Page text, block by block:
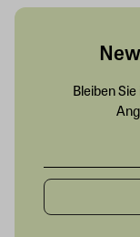
Bleiben